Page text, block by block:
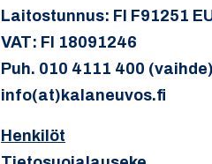
Laitostunnus: FI F91251
VAT: FI 18091246
Puh. 010 4111 400
info(at)kalaneuvos.fi
Henkilöt